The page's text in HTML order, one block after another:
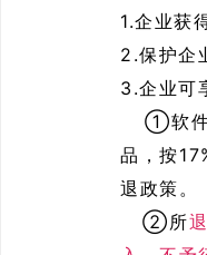
1.企业获
2.保护企
3.企业可
①软件
品，按
退政策。
②所